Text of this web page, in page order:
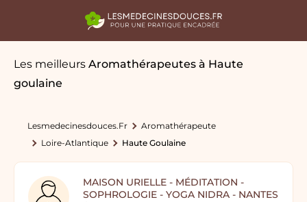
Les meilleurs Aromathérapeutes à Haute
goulaine
Lesmedecinesdouces.fr
Aromathérapeute
Loire-Atlantique
Haute Goulaine
MAISON URIELLE - MÉDITATION -
SOPHROLOGIE - YOGA NIDRA - NANTES